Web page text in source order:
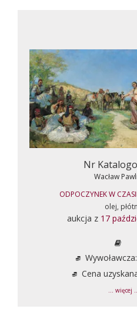
Nr
Wacław
ODPOCZYNEK W
olej,
aukcja z 17
Cena
... więcej